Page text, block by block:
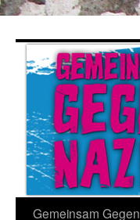
Gemeinsam Gegen